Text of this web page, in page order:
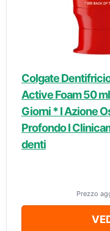
Colgate
Active Foam 50
Giorni * I Azione
Profondo I
denti
Prezzo